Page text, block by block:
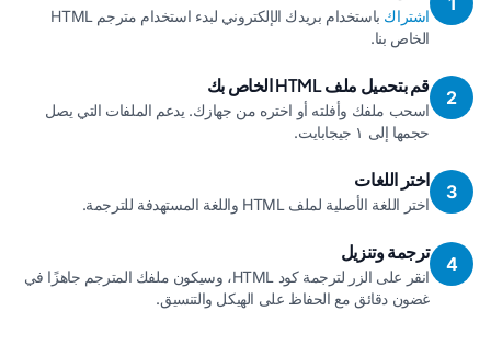
اشتراك
باستخدام بريدك الإلكتروني لبدء استخدام مترجم HTML
الخاص بنا.
2
قم بتحميل ملف HTML الخاص بك
اسحب ملفك وأفلته أو اختره من جهازك. يدعم الملفات التي يصل
حجمها إلى ١ جيجابايت.
3
اختر اللغات
اختر اللغة الأصلية لملف HTML واللغة المستهدفة للترجمة.
4
ترجمة وتنزيل
انقر على الزر لترجمة كود HTML، وسيكون ملفك المترجم جاهزًا في
غضون دقائق مع الحفاظ على الهيكل والتنسيق.